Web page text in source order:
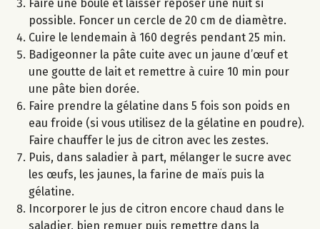
Faire une boule et laisser reposer une nuit si
possible. Foncer un cercle de 20 cm de diamètre.
Cuire le lendemain à 160 degrés pendant 25 min.
Badigeonner la pâte cuite avec un jaune d’œuf et
une goutte de lait et remettre à cuire 10 min pour
une pâte bien dorée.
Faire prendre la gélatine dans 5 fois son poids en
eau froide (si vous utilisez de la gélatine en poudre).
Faire chauffer le jus de citron avec les zestes.
Puis, dans saladier à part, mélanger le sucre avec
les œufs, les jaunes, la farine de maïs puis la
gélatine.
Incorporer le jus de citron encore chaud dans le
saladier, bien remuer puis remettre dans la